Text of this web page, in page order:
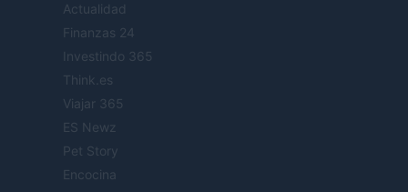
Actualidad
Finanzas 24
Investindo 365
Think.es
Viajar 365
ES Newz
Pet Story
Encocina